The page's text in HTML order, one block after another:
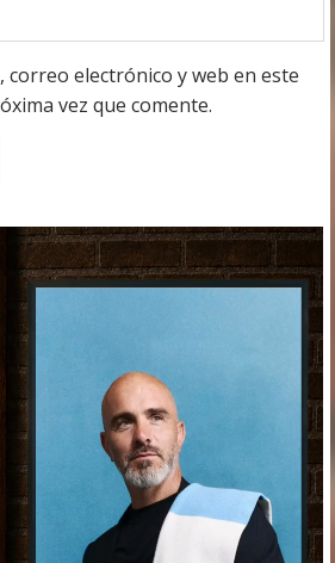
correo electrónico y web en este
vez que comente.